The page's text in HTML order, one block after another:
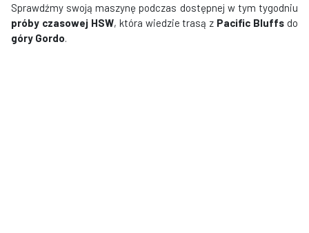
Sprawdźmy swoją maszynę podczas dostępnej w tym tygodniu
próby czasowej HSW, która wiedzie trasą z Pacific Bluffs do
góry Gordo.